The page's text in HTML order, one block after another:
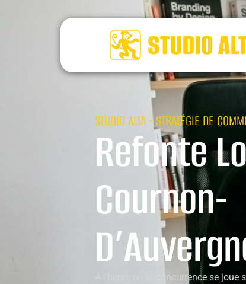
STUDIO ALTA - STRATÉGIE DE
Refonte
Cournon-
À l’heure où la concurrence se